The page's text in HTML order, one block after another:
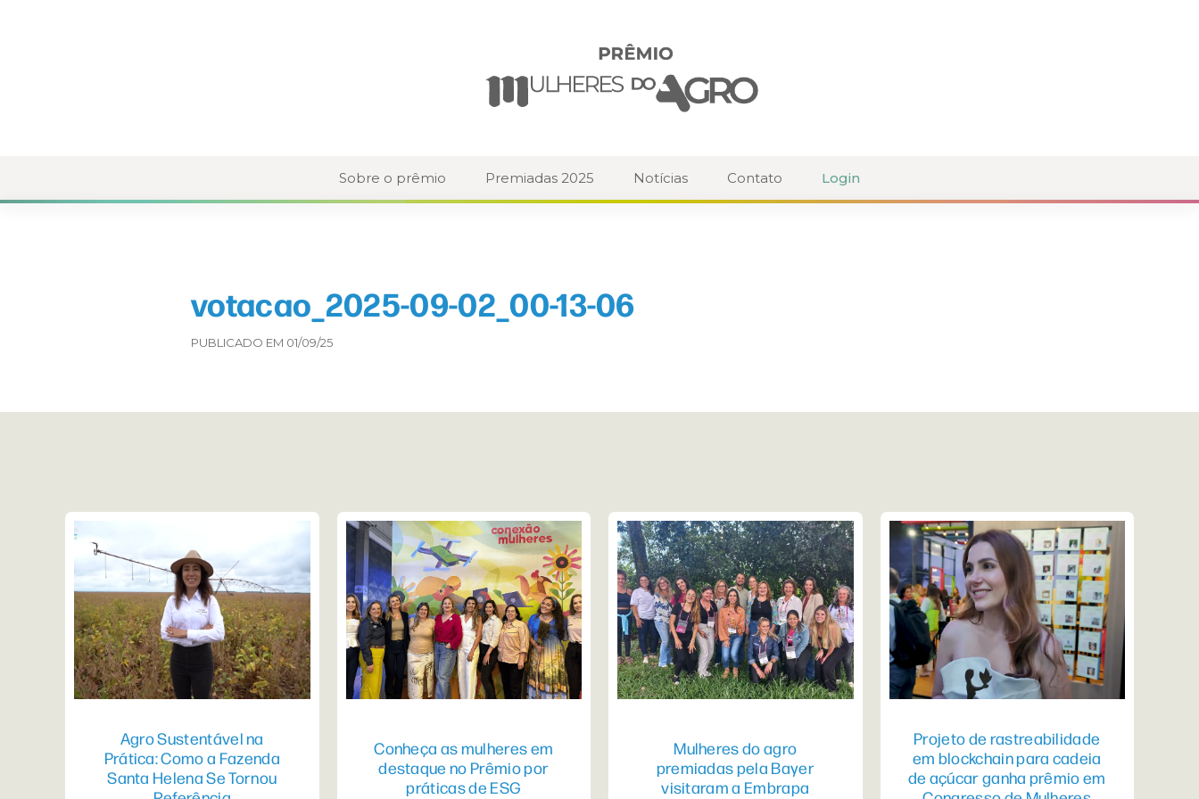
Sobre o prêmio Premiadas 2025 Notícias Contato Login
votacao_2025-09-02_00-13-06
PUBLICADO EM 01/09/25
Agro Sustentável na
Prática: Como a Fazenda
Santa Helena Se Tornou
Conheça as mulheres em
destaque no Prêmio por
práticas de ESG
Mulheres do agro
premiadas pela Bayer
visitaram a Embrapa
Projeto de rastreabilidade
em blockchain para cadeia
de açúcar ganha prêmio em